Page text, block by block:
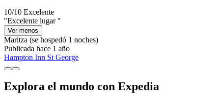
10/10 Excelente
"Excelente lugar "
Ver menos
Maritza (se hospedó 1 noches)
Publicada hace 1 año
Hampton Inn St George
Explora el mundo con Expedia